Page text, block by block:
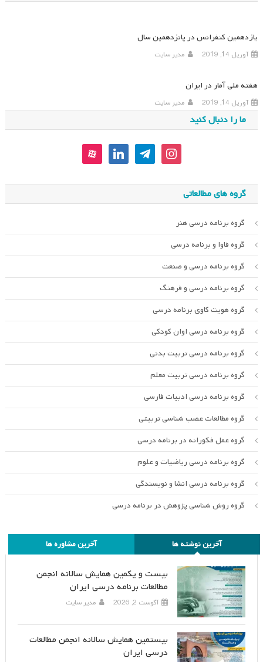
یازدهمین کنفرانس در پانزدهمین سال
آوریل 14, 2019 مدیر سایت
هفته ملی آمار در ایران
آوریل 14, 2019 مدیر سایت
ما را دنبال کنید
instagram
telegram
linkedin
aparat
گروه های مطالعاتی
گروه برنامه درسی هنر
گروه فاوا و برنامه درسی
گروه برنامه درسی و صنعت
گروه برنامه درسی و فرهنگ
گروه هویت کاوی برنامه درسی
گروه برنامه درسی اوان کودکی
گروه برنامه درسی تربیت بدنی
گروه برنامه درسی تربیت معلم
گروه برنامه درسی ادبیات فارسی
گروه مطالعات عصب شناسی تربیتی
گروه عمل فکورانه در برنامه درسی
گروه برنامه درسی ریاضیات و علوم
گروه برنامه درسی انشا و نویسندگی
گروه روش شناسی پژوهش در برنامه درسی
آخرین نوشته ها آخرین مشاوره ها
بیست و یکمین همایش سالانه انجمن
مطالعات برنامه درسی ایران
آگوست 2, 2026 مدیر سایت
بیستمین همایش سالانه انجمن مطالعات
درسی ایران